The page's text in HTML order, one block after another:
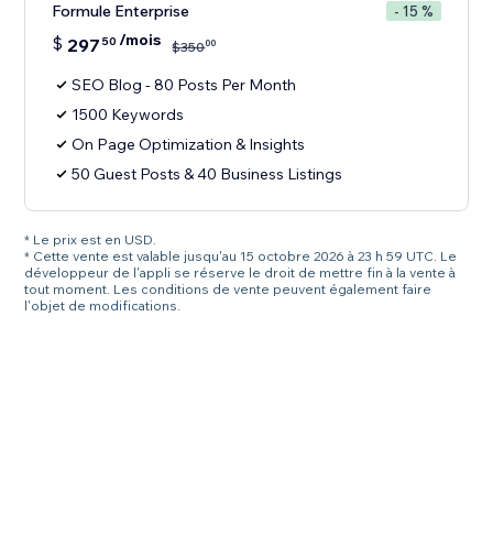
Formule Enterprise - 15 %
$ 297 50 /mois $35000
SEO Blog - 80 Posts Per Month
1500 Keywords
On Page Optimization & Insights
50 Guest Posts & 40 Business Listings
* Le prix est en USD.
* Cette vente est valable jusqu'au 15 octobre 2026 à 23 h 59 UTC. Le
développeur de l'appli se réserve le droit de mettre fin à la vente à
tout moment. Les conditions de vente peuvent également faire
l'objet de modifications.